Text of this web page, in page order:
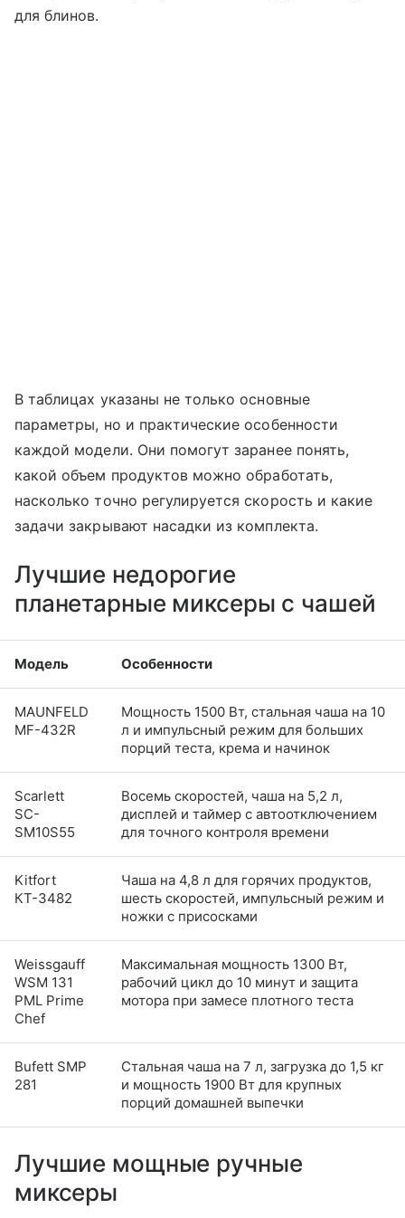
для блинов.
В таблицах указаны не только основные
параметры, но и практические особенности
каждой модели. Они помогут заранее понять,
какой объем продуктов можно обработать,
насколько точно регулируется скорость и какие
задачи закрывают насадки из комплекта.
Лучшие недорогие
планетарные миксеры с чашей
Модель Особенности
MAUNFELD
MF-432R
Мощность 1500 Вт, стальная чаша на 10
л и импульсный режим для больших
порций теста, крема и начинок
Scarlett
SC-
SM10S55
Восемь скоростей, чаша на 5,2 л,
дисплей и таймер с автоотключением
для точного контроля времени
Kitfort
КТ-3482
Чаша на 4,8 л для горячих продуктов,
шесть скоростей, импульсный режим и
ножки с присосками
Weissgauff
WSM 131
PML Prime
Chef
Максимальная мощность 1300 Вт,
рабочий цикл до 10 минут и защита
мотора при замесе плотного теста
Bufett SMP
281
Стальная чаша на 7 л, загрузка до 1,5 кг
и мощность 1900 Вт для крупных
порций домашней выпечки
Лучшие мощные ручные
миксеры